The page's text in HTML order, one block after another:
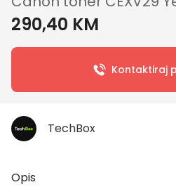
290,40 KM
Kontaktiraj
TechBox
Opis